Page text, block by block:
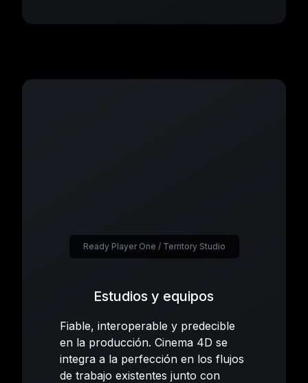
Estudios y equipos
Fiable, interoperable y predecible
en la producción. Cinema 4D se
integra a la perfección en los flujos
de trabajo existentes junto con
Ready Player One / Territory Studio